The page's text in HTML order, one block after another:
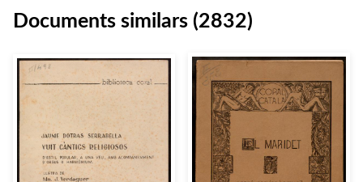
Documents similars (2832)